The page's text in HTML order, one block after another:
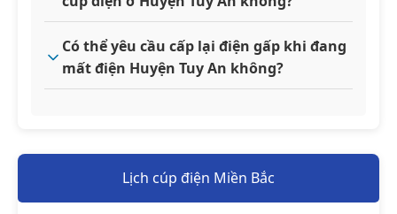
Có thể yêu cầu cấp lại điện gấp khi đang
mất điện Huyện Tuy An không?
Lịch cúp điện Miền Bắc